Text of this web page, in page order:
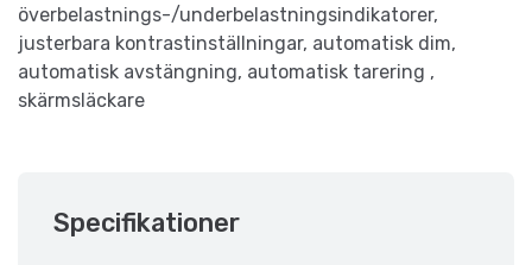
överbelastnings-/underbelastningsindikatorer,
justerbara kontrastinställningar, automatisk dim,
automatisk avstängning, automatisk tarering ,
skärmsläckare
Specifikationer